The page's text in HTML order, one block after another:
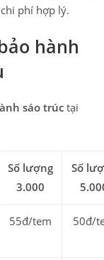
phí hợp lý.
hành
sáo trúc tại
Số lượng
3.000
Số
55đ/tem 50đ/